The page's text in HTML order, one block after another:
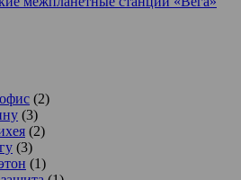
(2)
(3)
(2)
(3)
(1)